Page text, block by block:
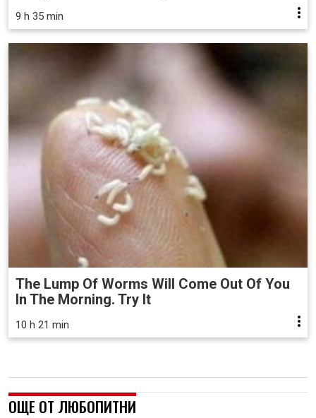
9 h 35 min
The Lump Of Worms Will Come Out Of You
In The Morning. Try It
10 h 21 min
ОЩЕ ОТ ЛЮБОПИТНИ